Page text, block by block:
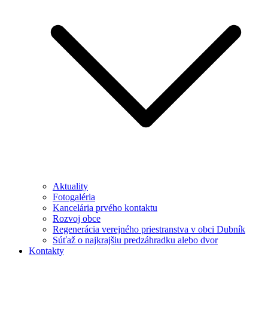
Aktuality
Fotogaléria
Kancelária prvého kontaktu
Rozvoj obce
Regenerácia verejného priestranstva v obci Dubník
Súťaž o najkrajšiu predzáhradku alebo dvor
Kontakty